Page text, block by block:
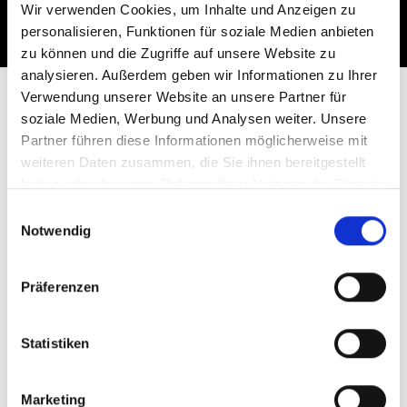
Wir verwenden Cookies, um Inhalte und Anzeigen zu
personalisieren, Funktionen für soziale Medien anbieten
zu können und die Zugriffe auf unsere Website zu
analysieren. Außerdem geben wir Informationen zu Ihrer
Verwendung unserer Website an unsere Partner für
soziale Medien, Werbung und Analysen weiter. Unsere
Partner führen diese Informationen möglicherweise mit
weiteren Daten zusammen, die Sie ihnen bereitgestellt
Notwendig
Präferenzen
Statistiken
Marketing
inspirieren und folgen
Sie Lyngsøe auf:
Über uns
Anwendung und Wartung